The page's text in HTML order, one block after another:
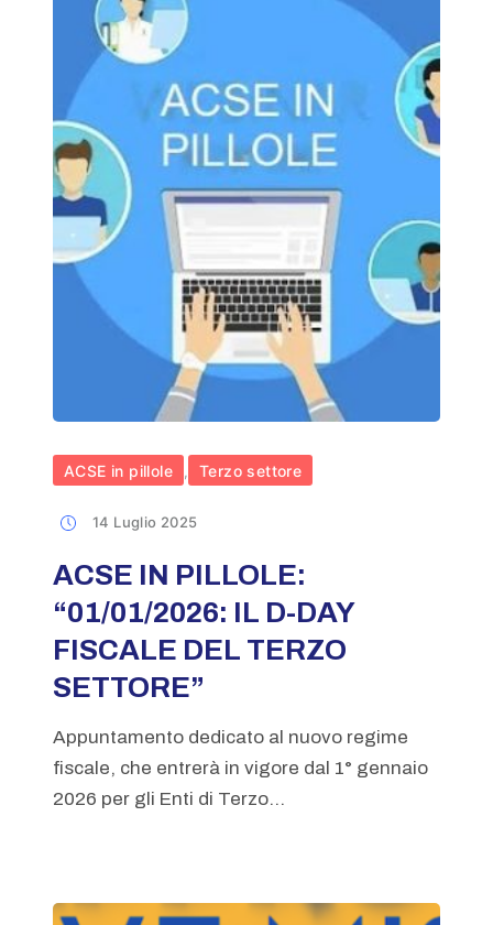
ACSE in pillole Terzo settore
14 Luglio 2025
ACSE IN PILLOLE:
“01/01/2026: IL D-DAY
FISCALE DEL TERZO
SETTORE”
Appuntamento dedicato al nuovo regime
fiscale, che entrerà in vigore dal 1° gennaio
2026 per gli Enti di Terzo...